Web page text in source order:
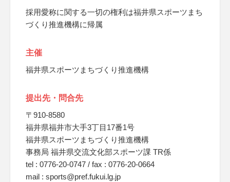
採用愛称に関する一切の権利は福井県スポーツまち
づくり推進機構に帰属
主催
福井県スポーツまちづくり推進機構
提出先・問合先
〒910-8580
福井県福井市大手3丁目17番1号
福井県スポーツまちづくり推進機構
事務局 福井県交流文化部スポーツ課 TR係
tel : 0776-20-0747 / fax : 0776-20-0664
mail : sports@pref.fukui.lg.jp